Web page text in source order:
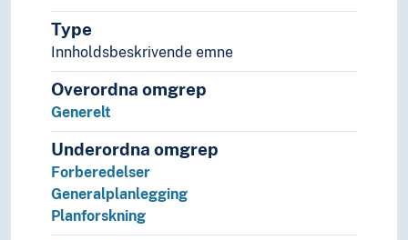
Revitalisering
Risiko
Rådgivning
Samlervirksomhet
Sentralisering
Service
Sikkerhet (Generelt)
Sikkerhetssystemer
Simulering
Skadebegrensning
Type
Innholdsbeskrivende emne
Overordna omgrep
Generelt
Underordna omgrep
Forberedelser
Generalplanlegging
Planforskning